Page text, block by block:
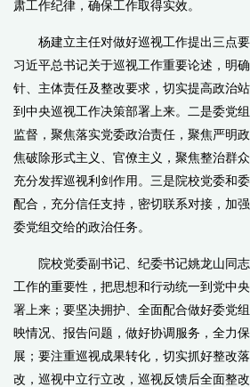
肃工作纪律，确保工作取得实效。
杨建立主任对做好巡视工作提出三点
习近平总书记关于巡视工作重要论述，明
针、主体责任及整改要求，切实提高政治
到中央巡视工作决策部署上来。二是委党
监督，聚焦落实党委政治责任，聚焦严明
焦破除形式主义、官僚主义，聚焦整治群
充分发挥巡视利剑作用。三是院校党委和
配合，充分信任支持，密切联系对接，加
委党组交给的政治任务。
院校党委副书记、纪委书记姚龙山同
工作的重要性，把思想和行动统一到党中
署上来；要坚决拥护、全面配合做好委党
映情况、报告问题，做好协调服务，全力
展；要注重巡视成果转化，切实抓好整改
改，巡视中立行立改，巡视反馈后全面整